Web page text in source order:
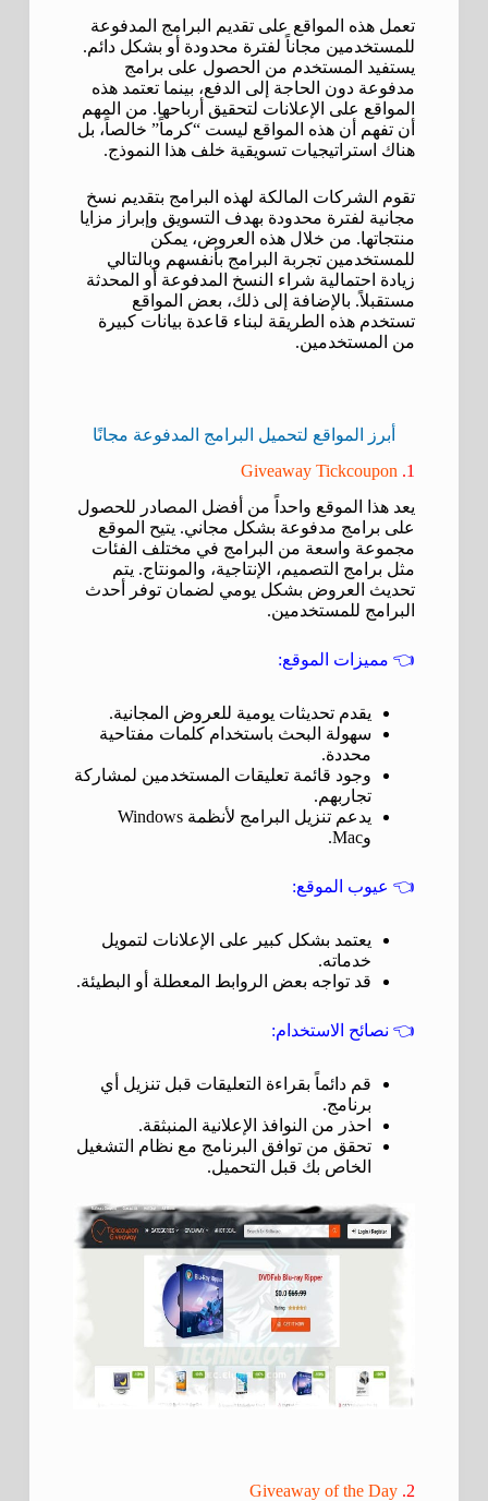
تعمل هذه المواقع على تقديم البرامج المدفوعة
للمستخدمين مجاناً لفترة محدودة أو بشكل دائم.
يستفيد المستخدم من الحصول على برامج
مدفوعة دون الحاجة إلى الدفع، بينما تعتمد هذه
المواقع على الإعلانات لتحقيق أرباحها. من المهم
أن تفهم أن هذه المواقع ليست “كرماً” خالصاً، بل
هناك استراتيجيات تسويقية خلف هذا النموذج.
تقوم الشركات المالكة لهذه البرامج بتقديم نسخ
مجانية لفترة محدودة بهدف التسويق وإبراز مزايا
منتجاتها. من خلال هذه العروض، يمكن
للمستخدمين تجربة البرامج بأنفسهم وبالتالي
زيادة احتمالية شراء النسخ المدفوعة أو المحدثة
مستقبلاً. بالإضافة إلى ذلك، بعض المواقع
تستخدم هذه الطريقة لبناء قاعدة بيانات كبيرة
من المستخدمين.
أبرز المواقع لتحميل البرامج المدفوعة مجانًا
1.
Giveaway Tickcoupon
يعد هذا الموقع واحداً من أفضل المصادر للحصول
على برامج مدفوعة بشكل مجاني. يتيح الموقع
مجموعة واسعة من البرامج في مختلف الفئات
مثل برامج التصميم، الإنتاجية، والمونتاج. يتم
تحديث العروض بشكل يومي لضمان توفر أحدث
البرامج للمستخدمين.
👈 مميزات الموقع:
يقدم تحديثات يومية للعروض المجانية.
سهولة البحث باستخدام كلمات مفتاحية
محددة.
وجود قائمة تعليقات المستخدمين لمشاركة
تجاربهم.
يدعم تنزيل البرامج لأنظمة Windows
وMac.
👈 عيوب الموقع:
يعتمد بشكل كبير على الإعلانات لتمويل
خدماته.
قد تواجه بعض الروابط المعطلة أو البطيئة.
👈 نصائح الاستخدام:
قم دائماً بقراءة التعليقات قبل تنزيل أي
برنامج.
احذر من النوافذ الإعلانية المنبثقة.
تحقق من توافق البرنامج مع نظام التشغيل
الخاص بك قبل التحميل.
2.
Giveaway of the Day